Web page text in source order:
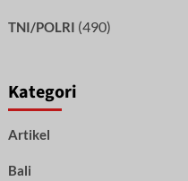
TNI/POLRI (490)
Kategori
Artikel
Bali